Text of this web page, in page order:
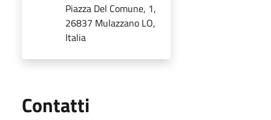
Piazza Del Comune, 1,
26837 Mulazzano LO,
Italia
Contatti